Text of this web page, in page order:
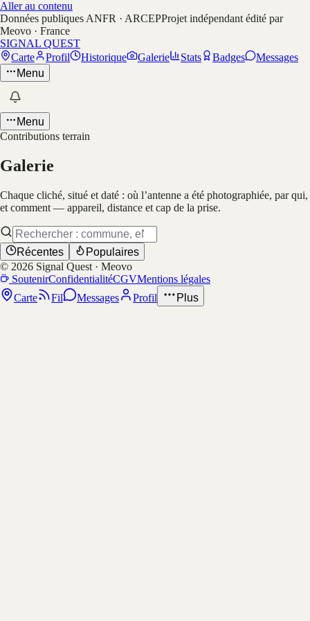
Aller au contenu
Données publiques ANFR · ARCEPProjet indépendant édité par
Meovo · France
SIGNAL QUEST
Carte
Profil Historique Galerie Stats Badges
Messages
Menu
Menu
Contributions terrain
Galerie
Chaque cliché, situé et daté : où l’antenne a été photographiée, par qui,
et comment — appareil, distance et cap de la prise.
Récentes
Populaires
© 2026 Signal Quest · Meovo
SoutenirConfidentialitéCGVMentions légales
Carte
Fil Messages Profil Plus